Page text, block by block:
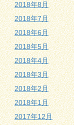
2018年8月
2018年7月
2018年6月
2018年5月
2018年4月
2018年3月
2018年2月
2018年1月
2017年12月